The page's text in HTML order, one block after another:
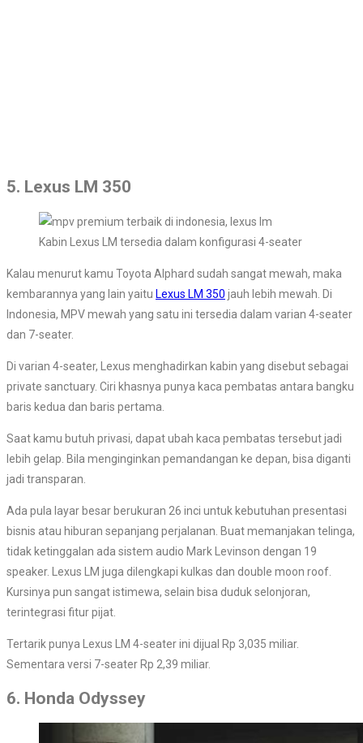
5. Lexus LM 350
Kabin Lexus LM tersedia dalam konfigurasi 4-seater
Kalau menurut kamu Toyota Alphard sudah sangat mewah, maka
kembarannya yang lain yaitu Lexus LM 350 jauh lebih mewah. Di
Indonesia, MPV mewah yang satu ini tersedia dalam varian 4-seater
dan 7-seater.
Di varian 4-seater, Lexus menghadirkan kabin yang disebut sebagai
private sanctuary. Ciri khasnya punya kaca pembatas antara bangku
baris kedua dan baris pertama.
Saat kamu butuh privasi, dapat ubah kaca pembatas tersebut jadi
lebih gelap. Bila menginginkan pemandangan ke depan, bisa diganti
jadi transparan.
Ada pula layar besar berukuran 26 inci untuk kebutuhan presentasi
bisnis atau hiburan sepanjang perjalanan. Buat memanjakan telinga,
tidak ketinggalan ada sistem audio Mark Levinson dengan 19
speaker. Lexus LM juga dilengkapi kulkas dan double moon roof.
Kursinya pun sangat istimewa, selain bisa duduk selonjoran,
terintegrasi fitur pijat.
Tertarik punya Lexus LM 4-seater ini dijual Rp 3,035 miliar.
Sementara versi 7-seater Rp 2,39 miliar.
6. Honda Odyssey